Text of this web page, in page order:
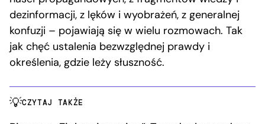
dezinformacji, z lęków i wyobrażeń, z generalnej
konfuzji – pojawiają się w wielu rozmowach. Tak
jak chęć ustalenia bezwzględnej prawdy i
określenia, gdzie leży słuszność.
CZYTAJ TAKŻE